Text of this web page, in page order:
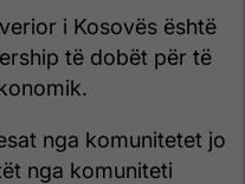
i Kosovës është
të dobët për të
nga komunitetet jo
nga komuniteti